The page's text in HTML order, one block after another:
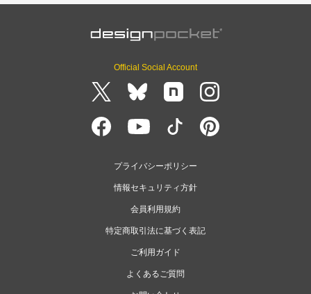
Official Social Account
プライバシーポリシー
情報セキュリティ方針
会員利用規約
特定商取引法に基づく表記
ご利用ガイド
よくあるご質問